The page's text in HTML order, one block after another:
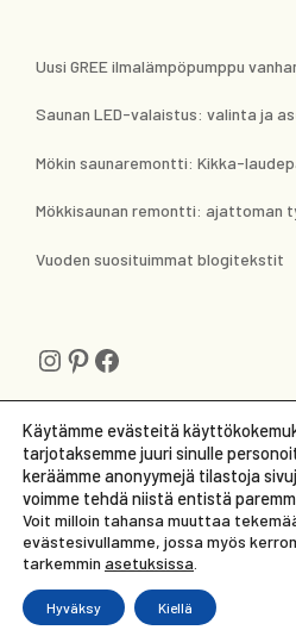
Uusi GREE ilmalämpöpumppu
Saunan LED-valaistus: valinta ja
Mökin saunaremontti: Kikka-
Mökkisaunan remontti: ajattoman
Vuoden suosituimmat blogitekstit
Instagram
Pinterest
Facebook
Copyright 2023 –
Käytämme evästeitä
tarjotaksemme juuri sinulle
keräämme anonyymejä tilastoja
voimme tehdä niistä entistä
Voit milloin tahansa muuttaa
evästesivullamme, jossa myös
tarkemmin asetuksissa
Hyväksy Kiellä